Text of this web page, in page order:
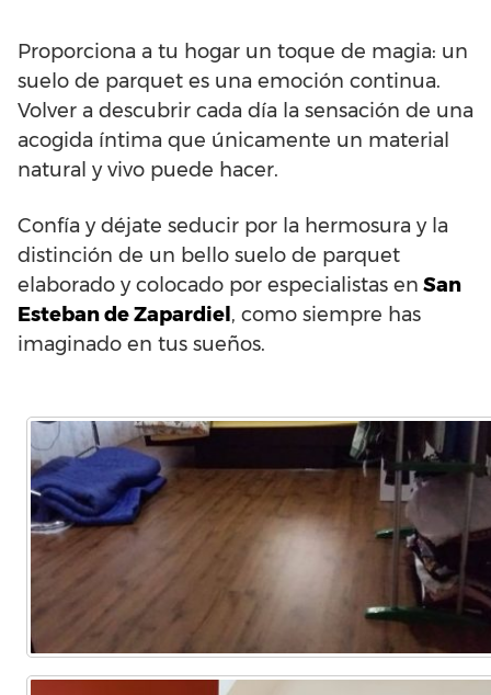
Proporciona a tu hogar un toque de magia: un
suelo de parquet es una emoción continua.
Volver a descubrir cada día la sensación de una
acogida íntima que únicamente un material
natural y vivo puede hacer.
Confía y déjate seducir por la hermosura y la
distinción de un bello suelo de parquet
elaborado y colocado por especialistas en San
Esteban de Zapardiel , como siempre has
imaginado en tus sueños.